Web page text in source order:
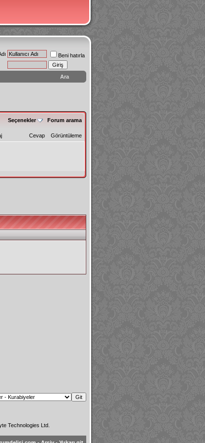
Beni hatırla
Ara
Seçenekler Forum arama
Cevap Görüntüleme
Technologies Ltd.